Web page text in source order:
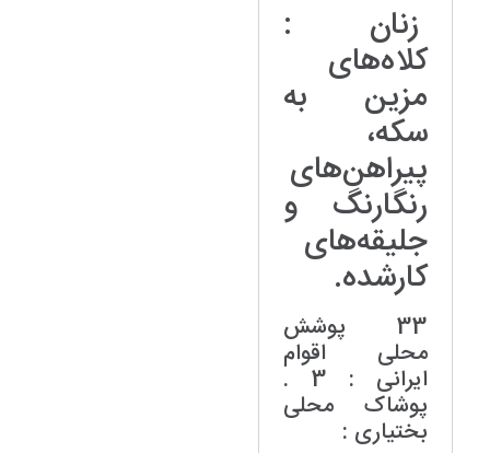
زنان :
کلاه‌های
مزین به
سکه،
پیراهن‌های
رنگارنگ و
جلیقه‌های
کارشده.
33 پوشش
محلی اقوام
ایرانی : 3 .
پوشاک محلی
بختیاری :